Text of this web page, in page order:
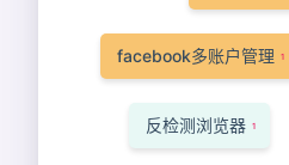
facebook多账户管理 1
反检测浏览器 1